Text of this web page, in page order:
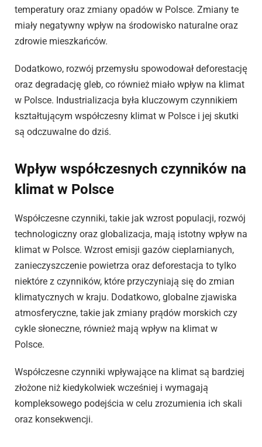
temperatury oraz zmiany opadów w Polsce. Zmiany te
miały negatywny wpływ na środowisko naturalne oraz
zdrowie mieszkańców.
Dodatkowo, rozwój przemysłu spowodował deforestację
oraz degradację gleb, co również miało wpływ na klimat
w Polsce. Industrializacja była kluczowym czynnikiem
kształtującym współczesny klimat w Polsce i jej skutki
są odczuwalne do dziś.
Wpływ współczesnych czynników na
klimat w Polsce
Współczesne czynniki, takie jak wzrost populacji, rozwój
technologiczny oraz globalizacja, mają istotny wpływ na
klimat w Polsce. Wzrost emisji gazów cieplarnianych,
zanieczyszczenie powietrza oraz deforestacja to tylko
niektóre z czynników, które przyczyniają się do zmian
klimatycznych w kraju. Dodatkowo, globalne zjawiska
atmosferyczne, takie jak zmiany prądów morskich czy
cykle słoneczne, również mają wpływ na klimat w
Polsce.
Współczesne czynniki wpływające na klimat są bardziej
złożone niż kiedykolwiek wcześniej i wymagają
kompleksowego podejścia w celu zrozumienia ich skali
oraz konsekwencji.